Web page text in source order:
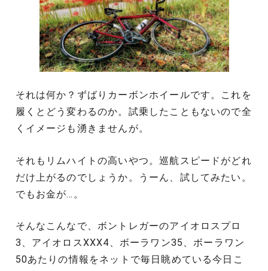
それは何か？ずばりカーボンホイールです。これを
履くとどう変わるのか。試乗したこともないので全
くイメージも湧きませんが。
それもリムハイトの高いやつ。巡航スピードがどれ
だけ上がるのでしょうか。うーん、試してみたい。
でもお金が…。
そんなこんなで、ボントレガーのアイオロスプロ
3、アイオロスXXX4、ボーラワン35、ボーラワン
50あたりの情報をネットで毎日眺めている今日こ